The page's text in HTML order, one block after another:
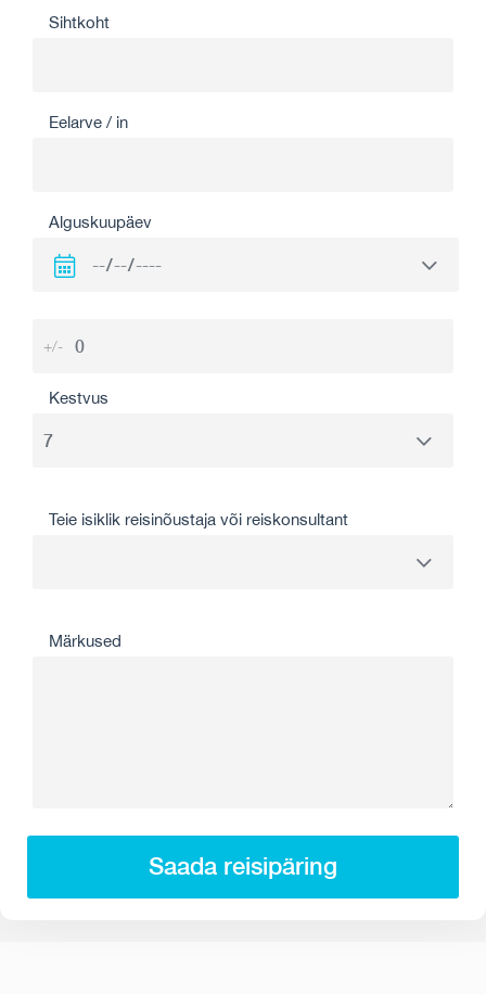
Sihtkoht
Eelarve / in
Alguskuupäev
+/-
Kestvus
Teie isiklik reisinõustaja või reiskonsultant
Märkused
Saada reisipäring